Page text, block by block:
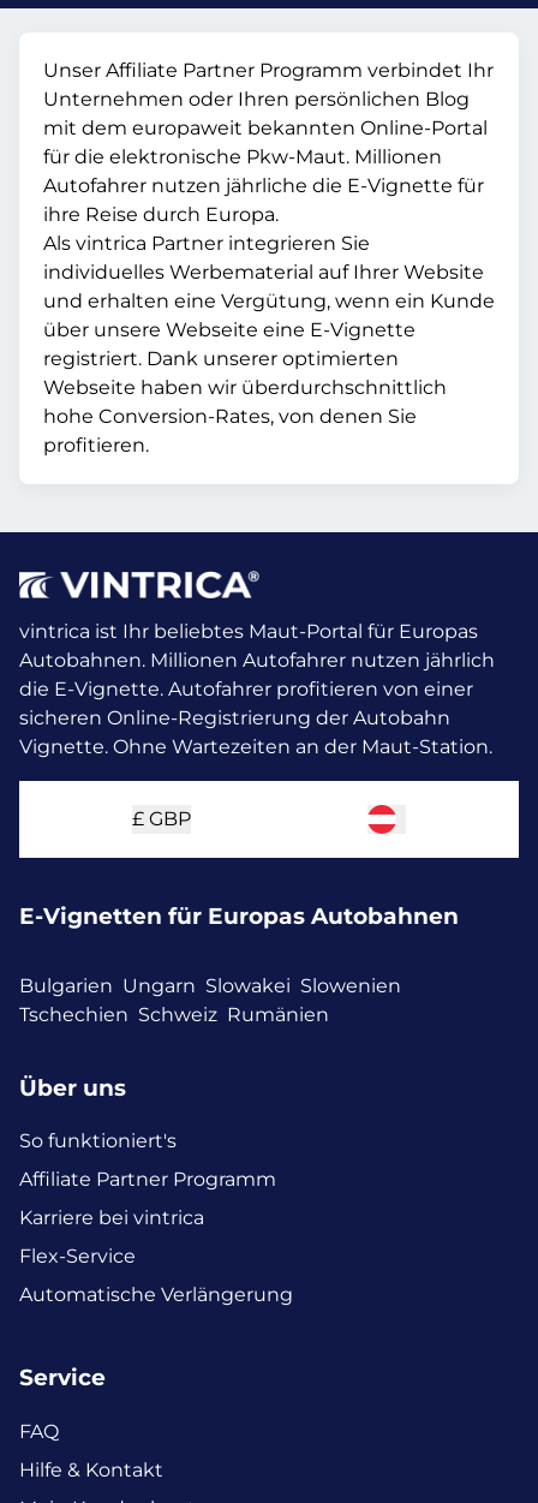
Unser Affiliate Partner Programm verbindet Ihr
Unternehmen oder Ihren persönlichen Blog
mit dem europaweit bekannten Online-Portal
für die elektronische Pkw-Maut. Millionen
Autofahrer nutzen jährliche die E-Vignette für
ihre Reise durch Europa.
Als vintrica Partner integrieren Sie
individuelles Werbematerial auf Ihrer Website
und erhalten eine Vergütung, wenn ein Kunde
über unsere Webseite eine E-Vignette
registriert. Dank unserer optimierten
Webseite haben wir überdurchschnittlich
hohe Conversion-Rates, von denen Sie
profitieren.
vintrica ist Ihr beliebtes Maut-Portal für Europas
Autobahnen. Millionen Autofahrer nutzen jährlich
die E-Vignette. Autofahrer profitieren von einer
sicheren Online-Registrierung der Autobahn
Vignette. Ohne Wartezeiten an der Maut-Station.
£ GBP
E-Vignetten für Europas Autobahnen
Bulgarien Ungarn Slowakei Slowenien
Tschechien Schweiz Rumänien
Über uns
So funktioniert's
Affiliate Partner Programm
Karriere bei vintrica
Flex-Service
Automatische Verlängerung
Service
FAQ
Hilfe & Kontakt